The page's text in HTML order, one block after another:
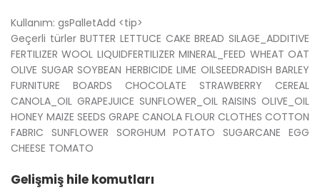
Kullanım: gsPalletAdd <tip>
Geçerli türler BUTTER LETTUCE CAKE BREAD SILAGE_ADDITIVE
FERTILIZER WOOL LIQUIDFERTILIZER MINERAL_FEED WHEAT OAT
OLIVE SUGAR SOYBEAN HERBICIDE LIME OILSEEDRADISH BARLEY
FURNITURE BOARDS CHOCOLATE STRAWBERRY CEREAL
CANOLA_OIL GRAPEJUICE SUNFLOWER_OIL RAISINS OLIVE_OIL
HONEY MAIZE SEEDS GRAPE CANOLA FLOUR CLOTHES COTTON
FABRIC SUNFLOWER SORGHUM POTATO SUGARCANE EGG
CHEESE TOMATO
Gelişmiş hile komutları